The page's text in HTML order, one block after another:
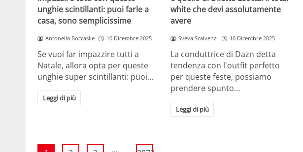
unghie scintillanti: puoi farle a
casa, sono semplicissime
Antonella Boccasile 10 Dicembre 2025
Se vuoi far impazzire tutti a
Natale, allora opta per queste
unghie super scintillanti: puoi…
Leggi di più
white che devi assolutamente
avere
Sveva Scalvenzi 10 Dicembre 2025
La conduttrice di Dazn detta
tendenza con l'outfit perfetto
per queste feste, possiamo
prendere spunto…
Leggi di più
...